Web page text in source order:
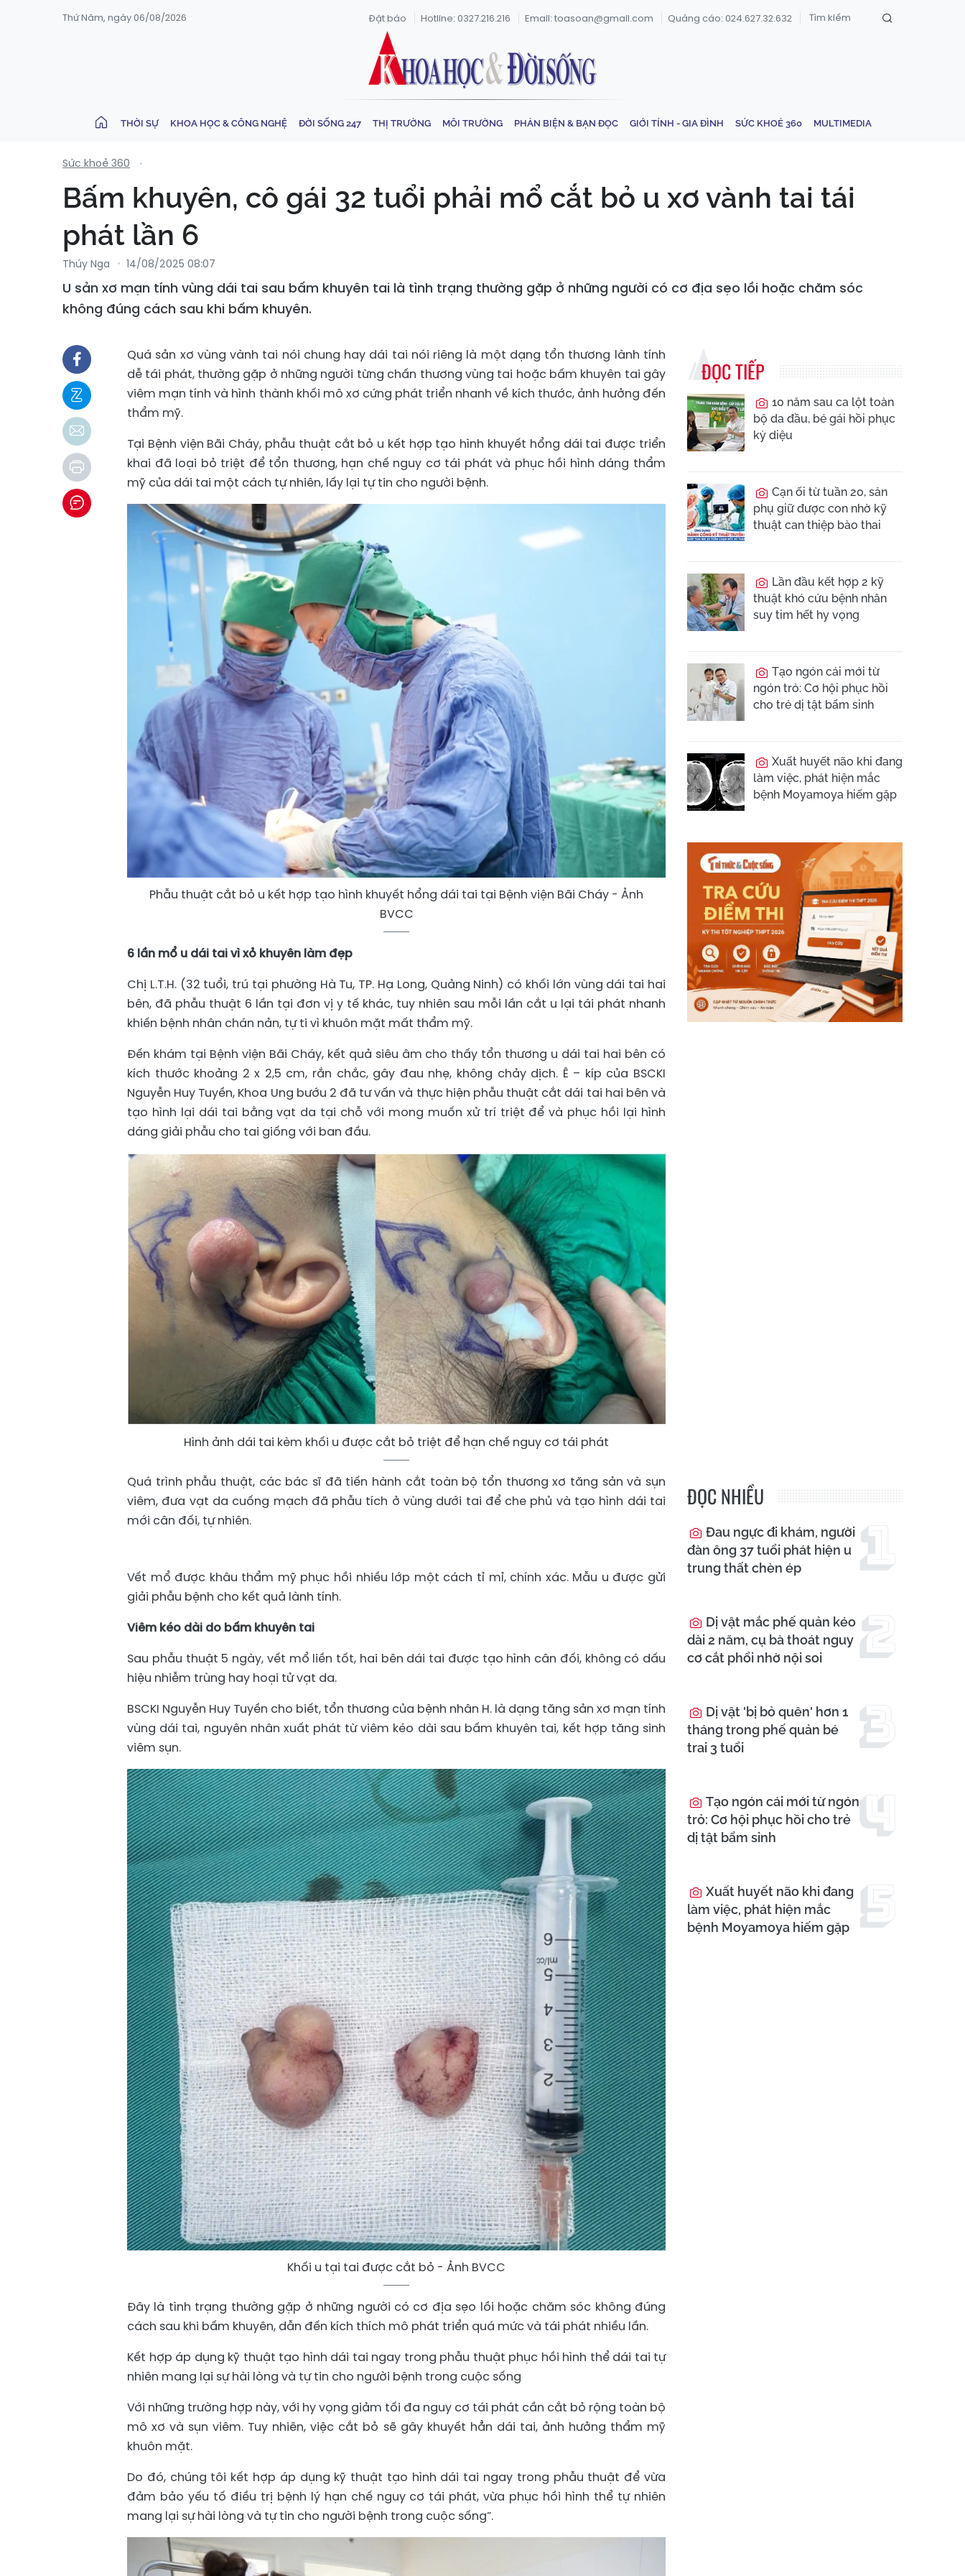
Thứ Năm, ngày 06/08/2026 Đặt báo Hotline: 0327.216.216 Email: toasoan@gmail.com Quảng cáo: 024.627.32.632
THỜI SỰ KHOA HỌC & CÔNG NGHỆ ĐỜI SỐNG 247 THỊ TRƯỜNG MÔI TRƯỜNG PHẢN BIỆN & BẠN ĐỌC GIỚI TÍNH - GIA ĐÌNH SỨC KHOẺ 360 MULTIMEDIA
Sức khoẻ 360
Bấm khuyên, cô gái 32 tuổi phải mổ cắt bỏ u xơ vành tai tái
phát lần 6
Thúy Nga 14/08/2025 08:07
U sản xơ mạn tính vùng dái tai sau bấm khuyên tai là tình trạng thường gặp ở những người có cơ địa sẹo lồi hoặc chăm sóc
không đúng cách sau khi bấm khuyên.
Quá sản xơ vùng vành tai nói chung hay dái tai nói riêng là một dạng tổn thương lành tính
dễ tái phát, thường gặp ở những người từng chấn thương vùng tai hoặc bấm khuyên tai gây
viêm mạn tính và hình thành khối mô xơ cứng phát triển nhanh về kích thước, ảnh hưởng đến
thẩm mỹ.
Tại Bệnh viện Bãi Cháy, phẫu thuật cắt bỏ u kết hợp tạo hình khuyết hổng dái tai được triển
khai đã loại bỏ triệt để tổn thương, hạn chế nguy cơ tái phát và phục hồi hình dáng thẩm
mỹ của dái tai một cách tự nhiên, lấy lại tự tin cho người bệnh.
Phẫu thuật cắt bỏ u kết hợp tạo hình khuyết hổng dái tai tại Bệnh viện Bãi Cháy - Ảnh
BVCC
6 lần mổ u dái tai vì xỏ khuyên làm đẹp
Chị L.T.H. (32 tuổi, trú tại phường Hà Tu, TP. Hạ Long, Quảng Ninh) có khối lớn vùng dái tai hai
bên, đã phẫu thuật 6 lần tại đơn vị y tế khác, tuy nhiên sau mỗi lần cắt u lại tái phát nhanh
khiến bệnh nhân chán nản, tự ti vì khuôn mặt mất thẩm mỹ.
Đến khám tại Bệnh viện Bãi Cháy, kết quả siêu âm cho thấy tổn thương u dái tai hai bên có
kích thước khoảng 2 x 2,5 cm, rắn chắc, gây đau nhẹ, không chảy dịch. Ê – kíp của BSCKI
Nguyễn Huy Tuyền, Khoa Ung bướu 2 đã tư vấn và thực hiện phẫu thuật cắt dái tai hai bên và
tạo hình lại dái tai bằng vạt da tại chỗ với mong muốn xử trí triệt để và phục hồi lại hình
dáng giải phẫu cho tai giống với ban đầu.
Hình ảnh dái tai kèm khối u được cắt bỏ triệt để hạn chế nguy cơ tái phát
Quá trình phẫu thuật, các bác sĩ đã tiến hành cắt toàn bộ tổn thương xơ tăng sản và sụn
viêm, đưa vạt da cuống mạch đã phẫu tích ở vùng dưới tai để che phủ và tạo hình dái tai
mới cân đối, tự nhiên.
Vết mổ được khâu thẩm mỹ phục hồi nhiều lớp một cách tỉ mỉ, chính xác. Mẫu u được gửi
giải phẫu bệnh cho kết quả lành tính.
Viêm kéo dài do bấm khuyên tai
Sau phẫu thuật 5 ngày, vết mổ liền tốt, hai bên dái tai được tạo hình cân đối, không có dấu
hiệu nhiễm trùng hay hoại tử vạt da.
BSCKI Nguyễn Huy Tuyền cho biết, tổn thương của bệnh nhân H. là dạng tăng sản xơ mạn tính
vùng dái tai, nguyên nhân xuất phát từ viêm kéo dài sau bấm khuyên tai, kết hợp tăng sinh
viêm sụn.
Khối u tại tai được cắt bỏ - Ảnh BVCC
Đây là tình trạng thường gặp ở những người có cơ địa sẹo lồi hoặc chăm sóc không đúng
cách sau khi bấm khuyên, dẫn đến kích thích mô phát triển quá mức và tái phát nhiều lần.
Kết hợp áp dụng kỹ thuật tạo hình dái tai ngay trong phẫu thuật phục hồi hình thể dái tai tự
nhiên mang lại sự hài lòng và tự tin cho người bệnh trong cuộc sống
Với những trường hợp này, với hy vọng giảm tối đa nguy cơ tái phát cần cắt bỏ rộng toàn bộ
mô xơ và sụn viêm. Tuy nhiên, việc cắt bỏ sẽ gây khuyết hẳn dái tai, ảnh hưởng thẩm mỹ
khuôn mặt.
Do đó, chúng tôi kết hợp áp dụng kỹ thuật tạo hình dái tai ngay trong phẫu thuật để vừa
đảm bảo yếu tố điều trị bệnh lý hạn chế nguy cơ tái phát, vừa phục hồi hình thể tự nhiên
mang lại sự hài lòng và tự tin cho người bệnh trong cuộc sống”.
ĐỌC TIẾP
10 năm sau ca lột toàn
bộ da đầu, bé gái hồi phục
kỳ diệu
Cạn ối từ tuần 20, sản
phụ giữ được con nhờ kỹ
thuật can thiệp bào thai
Lần đầu kết hợp 2 kỹ
thuật khó cứu bệnh nhân
suy tim hết hy vọng
Tạo ngón cái mới từ
ngón trỏ: Cơ hội phục hồi
cho trẻ dị tật bẩm sinh
Xuất huyết não khi đang
làm việc, phát hiện mắc
bệnh Moyamoya hiếm gặp
ĐỌC NHIỀU
Đau ngực đi khám, người
đàn ông 37 tuổi phát hiện u
trung thất chèn ép
Dị vật mắc phế quản kéo
dài 2 năm, cụ bà thoát nguy
cơ cắt phổi nhờ nội soi
Dị vật 'bị bỏ quên' hơn 1
tháng trong phế quản bé
trai 3 tuổi
Tạo ngón cái mới từ ngón
trỏ: Cơ hội phục hồi cho trẻ
dị tật bẩm sinh
Xuất huyết não khi đang
làm việc, phát hiện mắc
bệnh Moyamoya hiếm gặp